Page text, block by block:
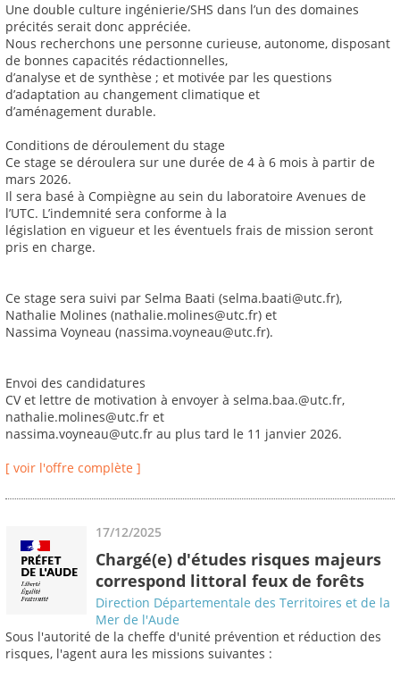
Une double culture ingénierie/SHS dans l’un des domaines
précités serait donc appréciée.
Nous recherchons une personne curieuse, autonome, disposant
de bonnes capacités rédactionnelles,
d’analyse et de synthèse ; et motivée par les questions
d’adaptation au changement climatique et
d’aménagement durable.
Conditions de déroulement du stage
Ce stage se déroulera sur une durée de 4 à 6 mois à partir de
mars 2026.
Il sera basé à Compiègne au sein du laboratoire Avenues de
l’UTC. L’indemnité sera conforme à la
législation en vigueur et les éventuels frais de mission seront
pris en charge.
Ce stage sera suivi par Selma Baati (selma.baati@utc.fr),
Nathalie Molines (nathalie.molines@utc.fr) et
Nassima Voyneau (nassima.voyneau@utc.fr).
Envoi des candidatures
CV et lettre de motivation à envoyer à selma.baa.@utc.fr,
nathalie.molines@utc.fr et
nassima.voyneau@utc.fr au plus tard le 11 janvier 2026.
[ voir l'offre complète ]
17/12/2025
Chargé(e) d'études risques majeurs
correspond littoral feux de forêts
Direction Départementale des Territoires et de la
Mer de l'Aude
Sous l'autorité de la cheffe d'unité prévention et réduction des
risques, l'agent aura les missions suivantes :